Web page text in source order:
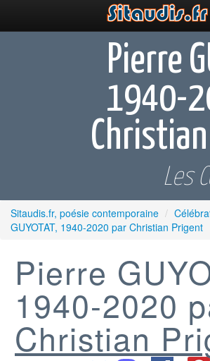
Prescriptions
Pierre
1940-
Les
Sitaudis.fr, poésie contemporaine /
GUYOTAT, 1940-2020 par Christian Prigent
Pierre
1940-2020
Christian